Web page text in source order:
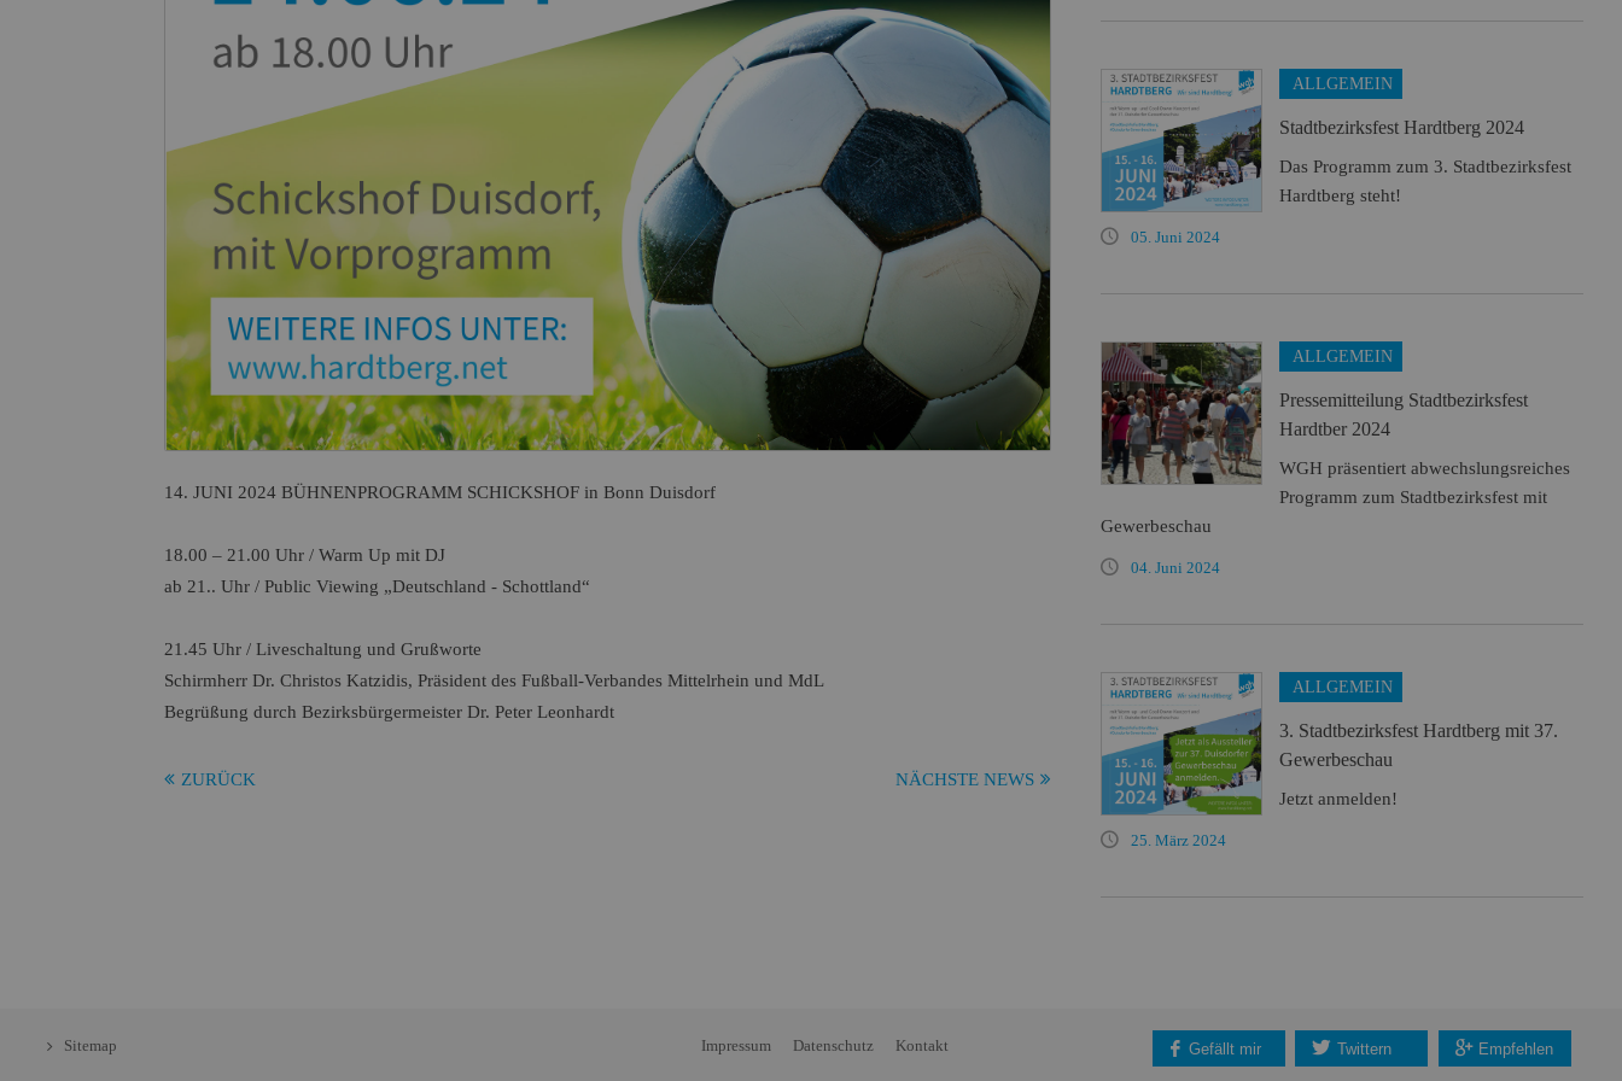
Sitemap Impressum Datenschutz Kontakt Gefällt mir Twittern Empfehlen
14. JUNI 2024 BÜHNENPROGRAMM SCHICKSHOF in Bonn Duisdorf
18.00 – 21.00 Uhr / Warm Up mit DJ
ab 21.. Uhr / Public Viewing „Deutschland - Schottland“
21.45 Uhr / Liveschaltung und Grußworte
Schirmherr Dr. Christos Katzidis, Präsident des Fußball-Verbandes Mittelrhein und MdL
Begrüßung durch Bezirksbürgermeister Dr. Peter Leonhardt
ZURÜCK NÄCHSTE NEWS
ALLGEMEIN
Stadtbezirksfest Hardtberg 2024
Das Programm zum 3. Stadtbezirksfest
Hardtberg steht!
05. Juni 2024
ALLGEMEIN
Pressemitteilung Stadtbezirksfest
Hardtber 2024
WGH präsentiert abwechslungsreiches
Programm zum Stadtbezirksfest mit
Gewerbeschau
04. Juni 2024
ALLGEMEIN
3. Stadtbezirksfest Hardtberg mit 37.
Gewerbeschau
Jetzt anmelden!
25. März 2024